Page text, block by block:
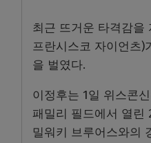
최근 뜨거운 타격감을
프란시스코 자이언츠)
을 벌였다.
이정후는 1일 위스콘
패밀리 필드에서 열린
밀워키 브루어스와의